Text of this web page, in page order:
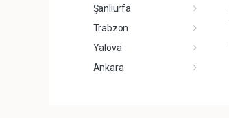
Şanlıurfa
Trabzon
Yalova
Ankara